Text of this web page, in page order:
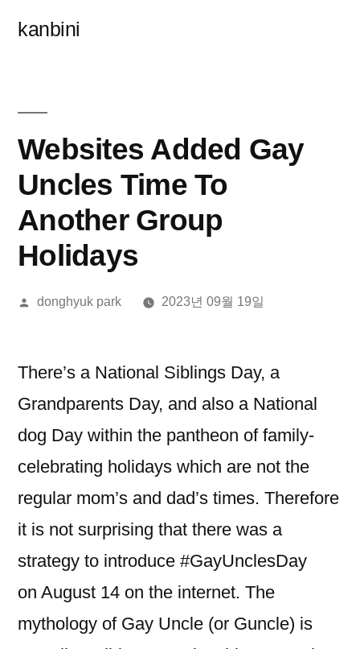
kanbini
Websites Added Gay
Uncles Time To
Another Group
Holidays
올
donghyuk park 2023년 09월 19일
There’s a National Siblings Day, a
Grandparents Day, and also a National
dog Day within the pantheon of family-
celebrating holidays which are not the
regular mom’s and dad’s times. Therefore
it is not surprising that there was a
strategy to introduce #GayUnclesDay
on August 14 on the internet. The
mythology of Gay Uncle (or Guncle) is